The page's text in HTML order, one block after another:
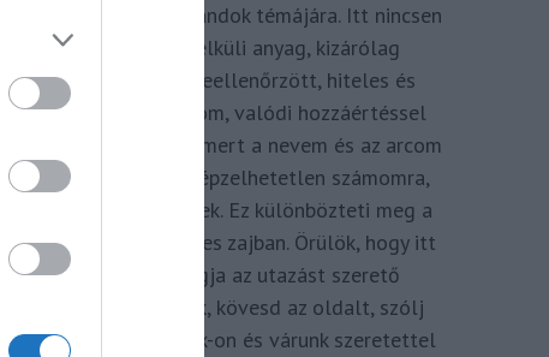
termálfürdők, strandok témájára. Itt nincsen
hivatkozás nélküli anyag, kizárólag
többszörösen leellenőrzött, hiteles és
minőségi tartalom, valódi hozzáértéssel
megkomponálva, mert a nevem és az arcom
adom hozzá. Elképzelhetetlen számomra,
hogy ne így tegyek. Ez különbözteti meg a
Spabook-ot a netes zajban. Örülök, hogy itt
vagy, légy tagja az utazást szerető
Közösségünknek, kövesd az oldalt, szólj
hozzá a Facebook-on és várunk szeretettel